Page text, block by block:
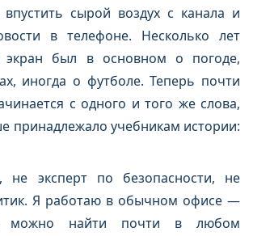
сырой воздух с канала и
в телефоне. Несколько лет
экран был в основном о погоде,
иногда о футболе. Теперь почти
с одного и того же слова,
принадлежало учебникам истории:
не эксперт по безопасности, не
Я работаю в обычном офисе —
можно найти почти в любом